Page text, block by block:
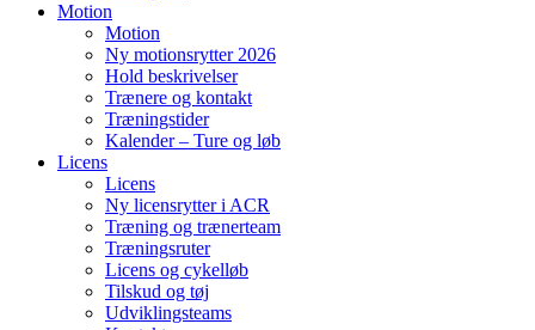
Motion
Motion
Ny motionsrytter 2026
Hold beskrivelser
Trænere og kontakt
Træningstider
Kalender – Ture og løb
Licens
Licens
Ny licensrytter i ACR
Træning og trænerteam
Træningsruter
Licens og cykelløb
Tilskud og tøj
Udviklingsteams